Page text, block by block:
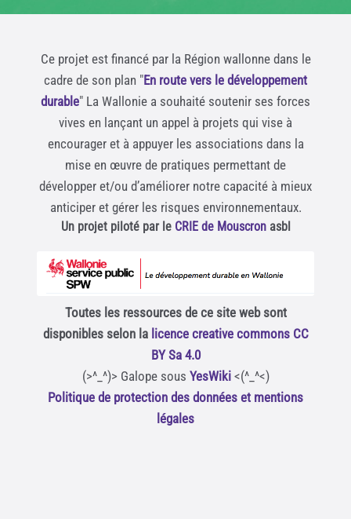
Ce projet est financé par la Région wallonne dans le
cadre de son plan "En route vers le développement
durable" La Wallonie a souhaité soutenir ses forces
vives en lançant un appel à projets qui vise à
encourager et à appuyer les associations dans la
mise en œuvre de pratiques permettant de
développer et/ou d’améliorer notre capacité à mieux
anticiper et gérer les risques environnementaux.
Un projet piloté par le CRIE de Mouscronasbl
Toutes les ressources de ce site web sont
disponibles selon la licence creative commons CC
BY Sa 4.0
(>^_^)> Galope sous YesWiki<(^_^<)
Politique de protection des données et mentions
légales